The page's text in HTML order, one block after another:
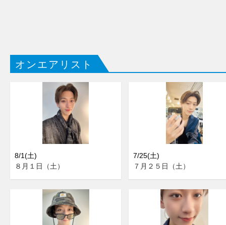
オンエアリスト
8/1(土)
８月１日（土）
7/25(土)
７月２５日（土）